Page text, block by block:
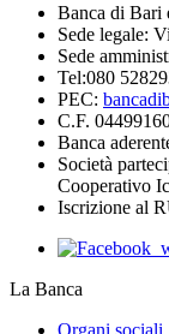
Banca di Bari
Sede legale:
Sede
Tel:080
PEC:
C.F.
Banca
Società
Cooperativo
Iscrizione al
La Banca
Organi sociali